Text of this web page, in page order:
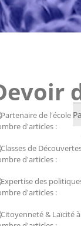
d'articles :
d'articles :
d'articles :